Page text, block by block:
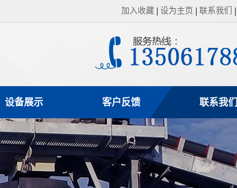
加入收藏 设为主页 联系我们
设备展示 客户反馈 联系我们